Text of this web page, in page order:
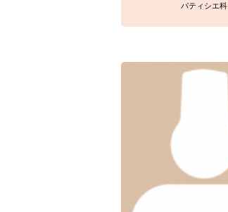
パティシエ科